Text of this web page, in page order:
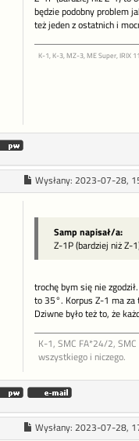
będzie podobny problem
też jeden z ostatnich i
K-1, K-3, MZ-3, ME Super, IRIX
Wysłany: 2023-07-28,
Samp napisał/a:
Z-1P (bardziej niż Z-
trochę bym się nie
to 35°. Korpus Z-1 ma za
Dziwne było też to, że
K-1, SMC FA*24/2,
wszystkiego i niczego.
Wysłany: 2023-07-28,